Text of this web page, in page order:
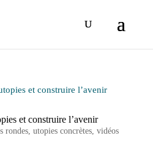
et construire l’avenir
rondes, utopies concrètes, vidéos